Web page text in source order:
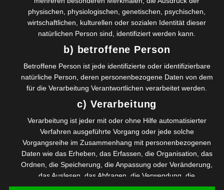
Moving Motivators ein.
Den gesamten Podcast können Siehierabonnieren
Zusätzliche Infos zum Podcast finden Sie hier:
Moving Motivators Methode:
MovingMotivators
Software: https://raci.academy/wertschaetzung-und-
Terminvereinbarung: https://wendelgass.com/kennenler
Beitragsnavigation
Next:Next
Effektiv oder
physischen, physiologischen, genetischen, psychischen,
wirtschaftlichen, kulturellen oder sozialen Identität dieser
natürlichen Person sind, identifiziert werden kann.
b) betroffene Person
Betroffene Person ist jede identifizierte oder identifizierbare
natürliche Person, deren personenbezogene Daten von dem
für die Verarbeitung Verantwortlichen verarbeitet werden.
c) Verarbeitung
Verarbeitung ist jeder mit oder ohne Hilfe automatisierter
Verfahren ausgeführte Vorgang oder jede solche
Vorgangsreihe im Zusammenhang mit personenbezogenen
Daten wie das Erheben, das Erfassen, die Organisation, das
Ordnen, die Speicherung, die Anpassung oder Veränderung,
das Auslesen, das Abfragen, die Verwendung, die
Offenlegung durch Übermittlung, Verbreitung oder eine